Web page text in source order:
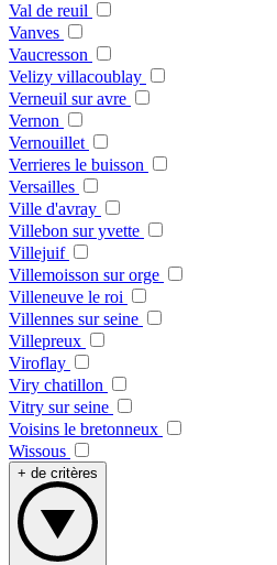
Val de reuil
Vanves
Vaucresson
Velizy villacoublay
Verneuil sur avre
Vernon
Vernouillet
Verrieres le buisson
Versailles
Ville d'avray
Villebon sur yvette
Villejuif
Villemoisson sur orge
Villeneuve le roi
Villennes sur seine
Villepreux
Viroflay
Viry chatillon
Vitry sur seine
Voisins le bretonneux
Wissous
+ de critères